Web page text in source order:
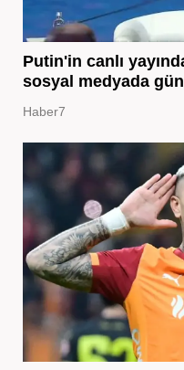
Putin'in canlı
sosyal medyada
Haber7